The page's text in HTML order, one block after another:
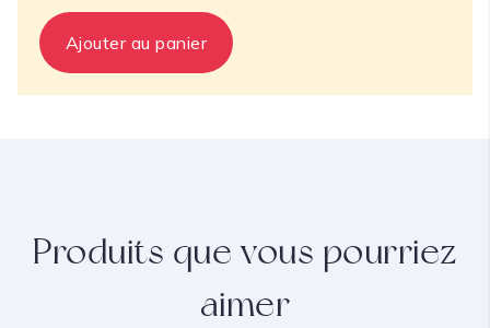
Ajouter au panier
Produits que vous pourriez
aimer